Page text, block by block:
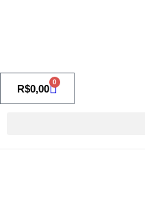
R$0,00
0